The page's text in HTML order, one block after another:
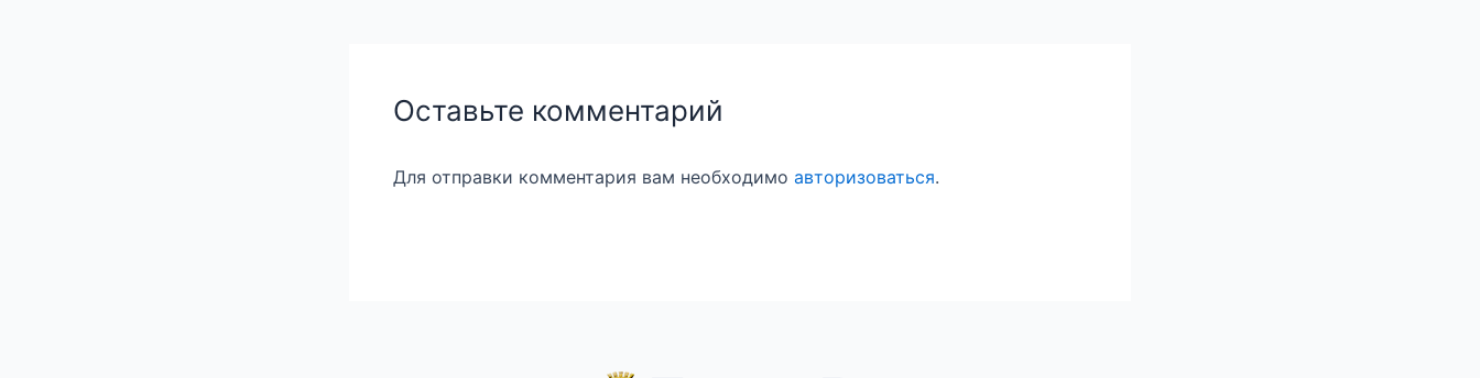
Оставьте комментарий
Для отправки комментария вам необходимо авторизоваться.